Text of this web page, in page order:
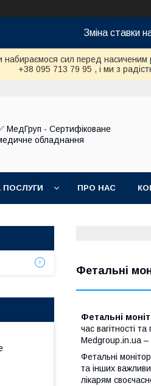
Зміна ставки
набираємося сил перед
+38 095 713 79 95 , і ми з
МедГруп - Сертифіковане
обладнання
ПОСЛУГИ ПРО НАС
Фетальні
Фетальні
час вагітності
Medgroup.in.ua –
Фетальні
та інших
лікарям